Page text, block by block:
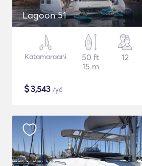
Lagoon 51
Katamaraani
50 ft
15 m
12
$3,543 /yö